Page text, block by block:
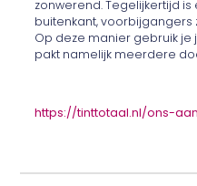
zonwerend. Tegelijkertijd
buitenkant, voorbijgangers
Op deze manier gebruik je
pakt namelijk meerdere
https://tinttotaal.nl/ons-